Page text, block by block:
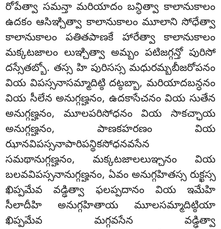
రోపేత్వా సమన్తా మరియాదం బన్ధిత్వా కాలానుకాలం
ఉదకం ఆసిఞ్చిత్వా కాలానుకాలం మూలాని సోధేత్వా
కాలానుకాలం పతితపాణకే హారేత్వా కాలానుకాలం
మక్కటజాలం లుఞ్చిత్వా అమ్బం పటిజగ్గన్తో పురిసో
దస్సేతబ్బో. తస్స హి పురిసస్స మధురమ్బబీజరోపనం
వియ విపస్సనాసమ్మాదిట్ఠి దట్ఠబ్బా, మరియాదబన్ధనం
వియ సీలేన అనుగ్గణ్హనం, ఉదకాసేచనంవియ సుతేన
అనుగ్గణ్హనం, మూలపరిసోధనం వియ సాకచ్ఛాయ
అనుగ్గణ్హనం, పాణకహరణం వియ
ఝానవిపస్సనాపారిపన్థికసోధనవసేన
సమథానుగ్గణ్హనం, మక్కటజాలలుఞ్చనం వియ
బలవవిపస్సనానుగ్గణ్హనం, ఏవం అనుగ్గహితస్స రుక్ఖస్స
ఖిప్పమేవ వడ్ఢిత్వా ఫలప్పదానం వియ ఇమేహి
సీలాదీహి అనుగ్గహితాయ మూలసమ్మాదిట్ఠియా
ఖిప్పమేవ మగ్గవసేన వడ్ఢిత్వా